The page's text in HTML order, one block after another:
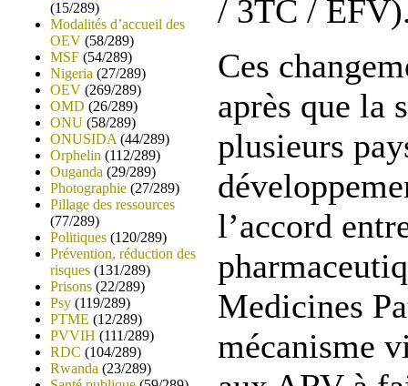
(15/289)
Modalités d’accueil des
OEV (58/289)
MSF (54/289)
Nigeria (27/289)
OEV (269/289)
OMD (26/289)
ONU (58/289)
ONUSIDA (44/289)
Orphelin (112/289)
Ouganda (29/289)
Photographie (27/289)
Pillage des ressources
(77/289)
Politiques (120/289)
Prévention, réduction des
risques (131/289)
Prisons (22/289)
Psy (119/289)
PTME (12/289)
PVVIH (111/289)
RDC (104/289)
Rwanda (23/289)
/ 3TC /
Ces
après que la
plusieurs
l’accord
Medicines
mécanisme